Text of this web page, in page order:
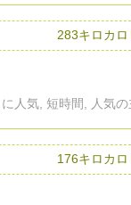
283キロカロ
人気, 短時間, 人気の
176キロカロ